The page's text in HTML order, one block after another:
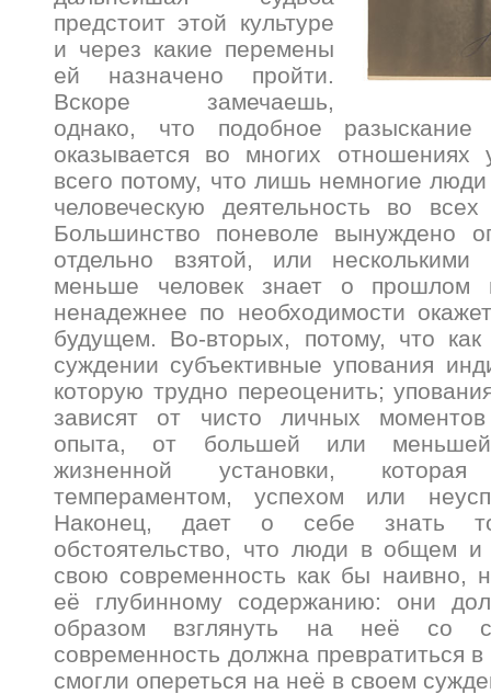
предстоит этой культуре
и через какие перемены
ей назначено пройти.
Вскоре замечаешь,
однако, что подобное
оказывается во многих
всего потому, что лишь немногие
человеческую деятельность во
Большинство поневоле вынуждено
отдельно взятой, или
меньше человек знает о прошлом
ненадежнее по необходимости
будущем. Во-вторых, потому, что
суждении субъективные упования
которую трудно переоценить;
зависят от чисто личных моментов
опыта, от большей или меньшей
жизненной установки,
темпераментом, успехом или
Наконец, дает о себе знать то
обстоятельство, что люди в общем
свою современность как бы наивно,
её глубинному содержанию: они
образом взглянуть на неё со
современность должна превратиться
смогли опереться на неё в своем